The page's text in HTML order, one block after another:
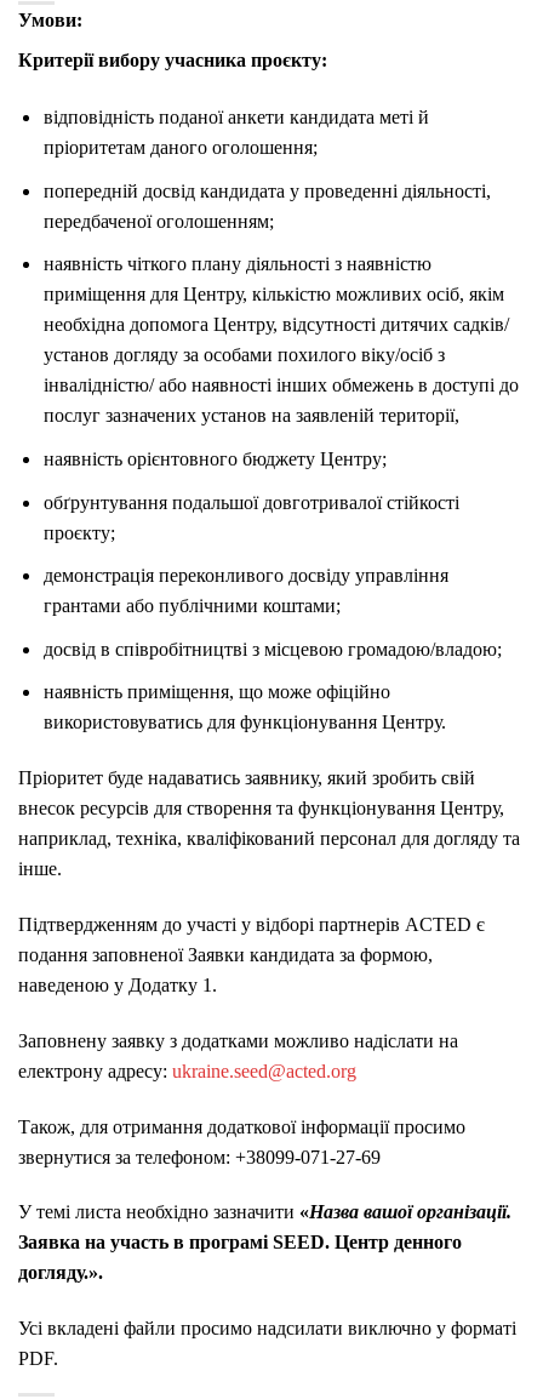
Умови:
Критерії вибору учасника проєкту:
відповідність поданої анкети кандидата меті й
пріоритетам даного оголошення;
попередній досвід кандидата у проведенні діяльності,
передбаченої оголошенням;
наявність чіткого плану діяльності з наявністю
приміщення для Центру, кількістю можливих осіб, якім
необхідна допомога Центру, відсутності дитячих садків/
установ догляду за особами похилого віку/осіб з
інвалідністю/ або наявності інших обмежень в доступі до
послуг зазначених установ на заявленій території,
наявність орієнтовного бюджету Центру;
обґрунтування подальшої довготривалої стійкості
проєкту;
демонстрація переконливого досвіду управління
грантами або публічними коштами;
досвід в співробітництві з місцевою громадою/владою;
наявність приміщення, що може офіційно
використовуватись для функціонування Центру.
Пріоритет буде надаватись заявнику, який зробить свій
внесок ресурсів для створення та функціонування Центру,
наприклад, техніка, кваліфікований персонал для догляду та
інше.
Підтвердженням до участі у відборі партнерів ACTED є
подання заповненої Заявки кандидата за формою,
наведеною у Додатку 1.
Заповнену заявку з додатками можливо надіслати на
електрону адресу: ukraine.seed@acted.org
Також, для отримання додаткової інформації просимо
звернутися за телефоном: +38099-071-27-69
У темі листа необхідно зазначити «Назва вашої організації.
Заявка на участь в програмі SEED. Центр денного
догляду.».
Усі вкладені файли просимо надсилати виключно у форматі
PDF.